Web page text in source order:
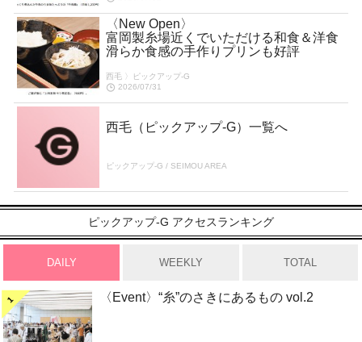
〈New Open〉
富岡製糸場近くでいただける和食＆洋食
滑らか食感の手作りプリンも好評
西毛 〉ピックアップ-G
2026/07/31
西毛（ピックアップ-G）一覧へ
ピックアップ-G / SEIMOU AREA
ピックアップ-G アクセスランキング
DAILY WEEKLY TOTAL
〈Event〉“糸”のさきにあるもの vol.2